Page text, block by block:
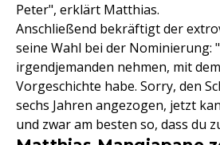
Peter", erklärt Matthias.
Anschließend bekräftigt der
seine Wahl bei der Nominierung:
irgendjemanden nehmen, mit
Vorgeschichte habe. Sorry, den
sechs Jahren angezogen, jetzt
und zwar am besten so, dass du